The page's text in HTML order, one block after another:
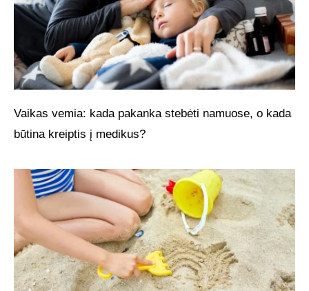
Vaikas vemia: kada pakanka stebėti namuose, o kada
būtina kreiptis į medikus?